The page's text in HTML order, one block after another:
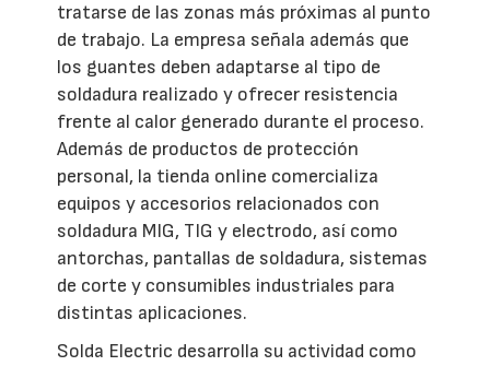
tratarse de las zonas más próximas al punto
de trabajo. La empresa señala además que
los guantes deben adaptarse al tipo de
soldadura realizado y ofrecer resistencia
frente al calor generado durante el proceso.
Además de productos de protección
personal, la tienda online comercializa
equipos y accesorios relacionados con
soldadura MIG, TIG y electrodo, así como
antorchas, pantallas de soldadura, sistemas
de corte y consumibles industriales para
distintas aplicaciones.
Solda Electric desarrolla su actividad como